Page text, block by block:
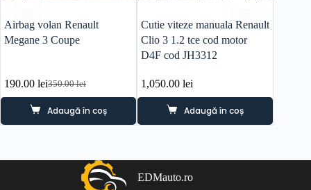
Airbag volan Renault
Megane 3 Coupe
350.00lei
Prețul
a
fost:
190.00 leiPrețul
este:
190.00 lei.
Adaugă în coș
Cutie viteze manuala Renault
Clio 3 1.2 tce cod motor
D4F cod JH3312
1,050.00lei
Adaugă în coș
EDMauto.ro